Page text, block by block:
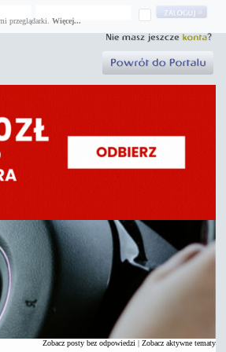
przeglądarki. Więcej...
Zobacz posty bez odpowiedzi | Zobacz aktywne tematy